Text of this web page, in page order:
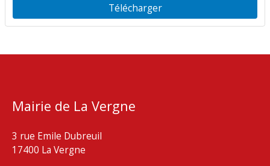
Télécharger
Mairie de La Vergne
3 rue Emile Dubreuil
17400 La Vergne